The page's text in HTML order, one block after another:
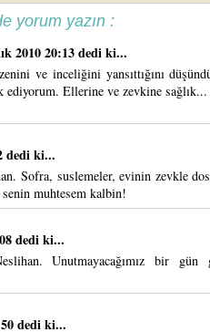
yorum yazın :
2010 20:13 dedi ki...
ve inceliğini yansıttığını
Ellerine ve zevkine sağlık...
dedi ki...
Sofra, suslemeler, evinin zevkle
muhtesem kalbin!
dedi ki...
Unutmayacağımız bir gün
dedi ki...